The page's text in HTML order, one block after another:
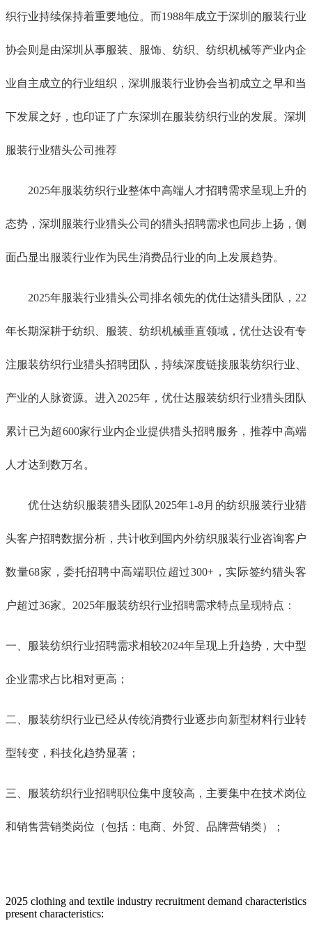
织行业持续保持着重要地位。而1988年成立于深圳的服装行业
协会则是由深圳从事服装、服饰、纺织、纺织机械等产业内企
业自主成立的行业组织，深圳服装行业协会当初成立之早和当
下发展之好，也印证了广东深圳在服装纺织行业的发展。深圳
服装行业猎头公司推荐
2025年服装纺织行业整体中高端人才招聘需求呈现上升的
态势，深圳服装行业猎头公司的猎头招聘需求也同步上扬，侧
面凸显出服装行业作为民生消费品行业的向上发展趋势。
2025年服装行业猎头公司排名领先的优仕达猎头团队，22
年长期深耕于纺织、服装、纺织机械垂直领域，优仕达设有专
注服装纺织行业猎头招聘团队，持续深度链接服装纺织行业、
产业的人脉资源。进入2025年，优仕达服装纺织行业猎头团队
累计已为超600家行业内企业提供猎头招聘服务，推荐中高端
人才达到数万名。
优仕达纺织服装猎头团队2025年1-8月的纺织服装行业猎
头客户招聘数据分析，共计收到国内外纺织服装行业咨询客户
数量68家，委托招聘中高端职位超过300+，实际签约猎头客
户超过36家。2025年服装纺织行业招聘需求特点呈现特点：
一、 服装纺织行业招聘需求相较2024年呈现上升趋势，大中型
企业需求占比相对更高；
二、 服装纺织行业已经从传统消费行业逐步向新型材料行业转
型转变，科技化趋势显著；
三、服装纺织行业招聘职位集中度较高，主要集中在技术岗位
和销售营销类岗位（包括：电商、外贸、品牌营销类）；
2025 clothing and textile industry recruitment demand characteristics
present characteristics: